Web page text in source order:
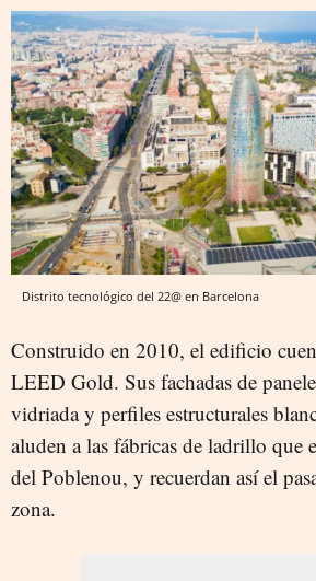
Distrito tecnológico del 22@ en Barcelona
Construido en 2010, el edificio
LEED Gold. Sus fachadas de
vidriada y perfiles estructurales
aluden a las fábricas de ladrillo que
del Poblenou, y recuerdan así el
zona.